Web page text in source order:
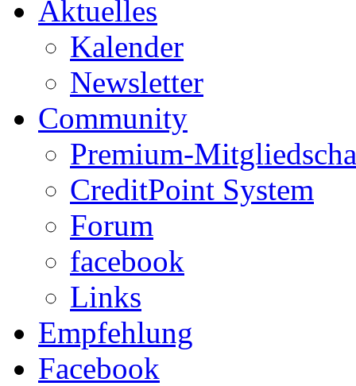
Aktuelles
Kalender
Newsletter
Community
Premium-
CreditPoint System
Forum
facebook
Links
Empfehlung
Facebook